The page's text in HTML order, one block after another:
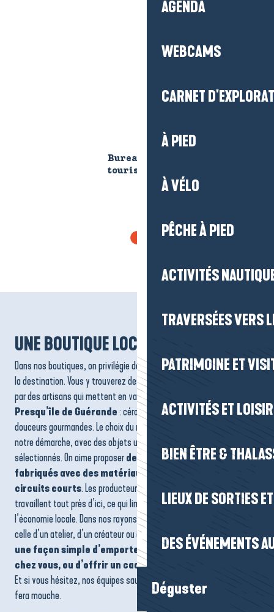
AGENDA
WEBCAMS
CARNET
À PIED
À VÉLO
PÊCHE À PIED
ACTIVITÉS
TRAVERSÉES VERS
PATRIMOINE ET
ACTIVITÉS ET
BIEN ÊTRE &
LIEUX DE SORTIES
DES ÉVÉNEMENTS
Déguster
Bureau d'information
touristique de Mesquer-
UNE BOUTIQUE LOCALE ET TENDANCE
Dans nos boutiques, on privilégie des produits qui racontent vraiment
la destination. Vous y trouverez descréations locales
par des artisans qui mettent en valeur
Presqu’île de Guérande: céramiques, textiles, papeterie ou
douceurs gourmandes. Le choix dumade in France
notre démarche, avec des objets utiles, durables et soigneusement
sélectionnés. On aime proposerdes souvenirs qui ont du sens,
fabriqués avec des matériaux responsables et issus de
circuits courts. Les producteurs et artisans partenaires
travaillent tout près d’ici, ce qui limite les transports et soutient
l’économie locale. Dans nos rayons, chaque produit a une histoire :
celle d’un atelier, d’un créateur ou d’un paysage qui l’inspire. C’est
une façon simple d’emporter un peu de la Presqu’île
chez vous, ou d’offrir un cadeau vraiment personnalisé
Et si vous hésitez, nos équipes sauront vous guider vers la pièce qui
fera mouche.